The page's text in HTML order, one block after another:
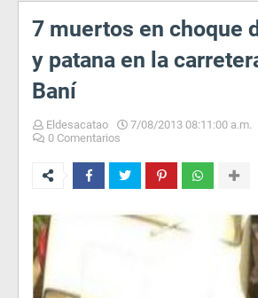
7 muertos en choque
y patana en la
Baní
Eldesacatao 7/08/2013 08:11:00 a.m.
0 Comentarios